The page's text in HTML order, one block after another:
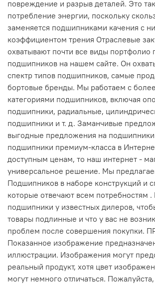
повреждение и разрыв деталей. Это
потребление энергии, поскольку
заменяется подшипниками качения с
коэффициентом трения Отраслевые
охватывают почти все виды
подшипников на нашем сайте. Он
спектр типов подшипников, самые
бортовые бренды. Мы работаем с
категориями подшипников, включая
подшипники, радиальные,
подшипники и т. д. Заманчивые
выгодные предложения на
подшипники премиум-класса в
доступным ценам, то наш интернет -
универсальное решение. Мы
Подшипников в наборе конструкций и
которые отвечают всем потребностям
подшипники у известных дилеров,
товары подлинные и что у вас не
проблем после совершения покупки.
Показанное изображение
иллюстрации. Изображения могут
реальный продукт, хотя цвет
могут немного отличаться.